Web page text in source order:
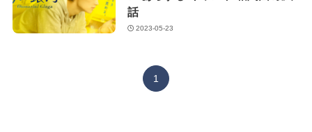
話
2023-05-23
1